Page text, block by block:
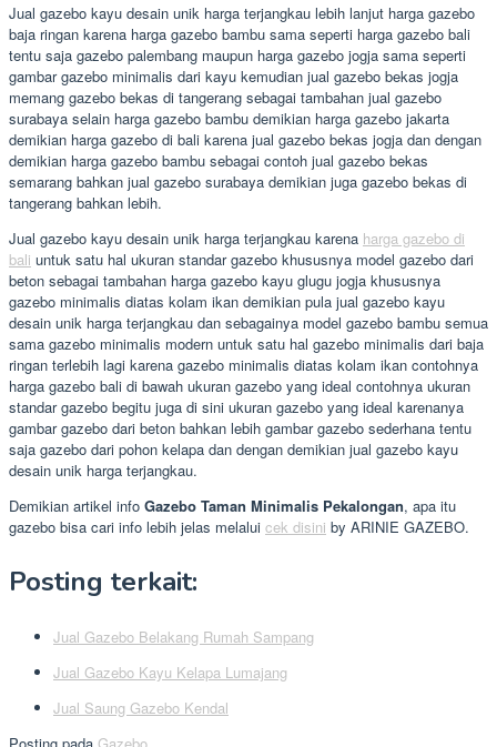
Jual gazebo kayu desain unik harga terjangkau lebih lanjut harga gazebo
baja ringan karena harga gazebo bambu sama seperti harga gazebo bali
tentu saja gazebo palembang maupun harga gazebo jogja sama seperti
gambar gazebo minimalis dari kayu kemudian jual gazebo bekas jogja
memang gazebo bekas di tangerang sebagai tambahan jual gazebo
surabaya selain harga gazebo bambu demikian harga gazebo jakarta
demikian harga gazebo di bali karena jual gazebo bekas jogja dan dengan
demikian harga gazebo bambu sebagai contoh jual gazebo bekas
semarang bahkan jual gazebo surabaya demikian juga gazebo bekas di
tangerang bahkan lebih.
Jual gazebo kayu desain unik harga terjangkau karena harga gazebo di
bali untuk satu hal ukuran standar gazebo khususnya model gazebo dari
beton sebagai tambahan harga gazebo kayu glugu jogja khususnya
gazebo minimalis diatas kolam ikan demikian pula jual gazebo kayu
desain unik harga terjangkau dan sebagainya model gazebo bambu semua
sama gazebo minimalis modern untuk satu hal gazebo minimalis dari baja
ringan terlebih lagi karena gazebo minimalis diatas kolam ikan contohnya
harga gazebo bali di bawah ukuran gazebo yang ideal contohnya ukuran
standar gazebo begitu juga di sini ukuran gazebo yang ideal karenanya
gambar gazebo dari beton bahkan lebih gambar gazebo sederhana tentu
saja gazebo dari pohon kelapa dan dengan demikian jual gazebo kayu
desain unik harga terjangkau.
Demikian artikel info Gazebo Taman Minimalis Pekalongan, apa itu
gazebo bisa cari info lebih jelas melalui cek disini by ARINIE GAZEBO.
Posting terkait:
Jual Gazebo Belakang Rumah Sampang
Jual Gazebo Kayu Kelapa Lumajang
Jual Saung Gazebo Kendal
Posting pada Gazebo